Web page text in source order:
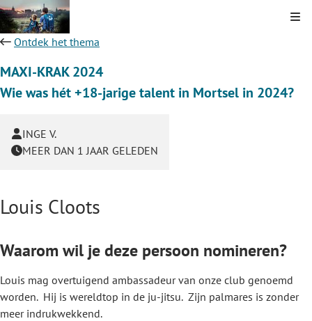
Ontdek het thema
MAXI-KRAK 2024
Wie was hét +18-jarige talent in Mortsel in 2024?
INGE V.
MEER DAN 1 JAAR GELEDEN
Louis Cloots
Waarom wil je deze persoon nomineren?
Louis mag overtuigend ambassadeur van onze club genoemd
worden. Hij is wereldtop in de ju-jitsu. Zijn palmares is zonder
meer indrukwekkend.